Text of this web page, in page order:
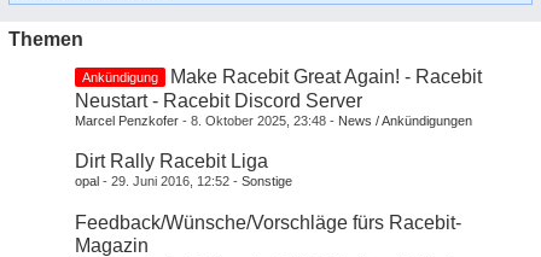
Themen
Ankündigung
Make Racebit Great Again! - Racebit
Neustart - Racebit Discord Server
Marcel Penzkofer 8. Oktober 2025, 23:48 News / Ankündigungen
Dirt Rally Racebit Liga
opal 29. Juni 2016, 12:52 Sonstige
Feedback/Wünsche/Vorschläge fürs Racebit-
Magazin